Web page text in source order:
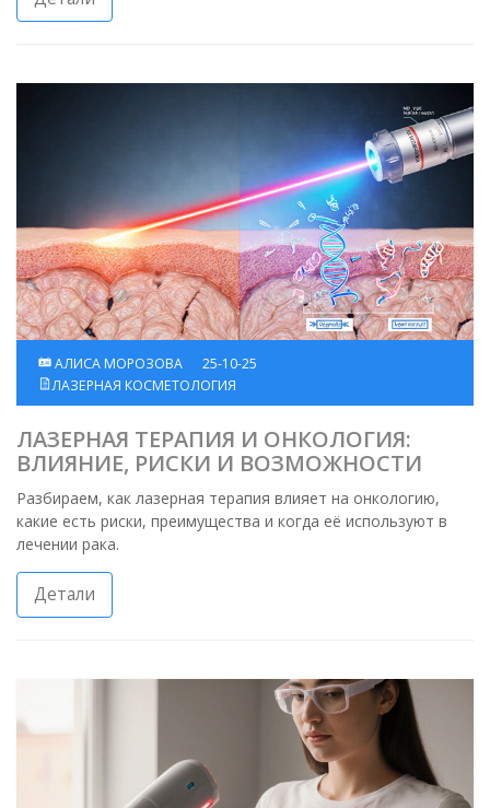
АЛИСА МОРОЗОВА
25-10-25
ЛАЗЕРНАЯ КОСМЕТОЛОГИЯ
ЛАЗЕРНАЯ ТЕРАПИЯ И ОНКОЛОГИЯ:
ВЛИЯНИЕ, РИСКИ И ВОЗМОЖНОСТИ
Разбираем, как лазерная терапия влияет на онкологию,
какие есть риски, преимущества и когда её используют в
лечении рака.
Детали